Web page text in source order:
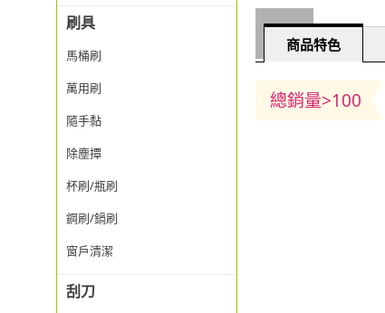
刷具
馬桶刷
萬用刷
隨手黏
除塵撢
杯刷/瓶刷
鋼刷/鍋刷
窗戶清潔
刮刀
商品特色
總銷量>100